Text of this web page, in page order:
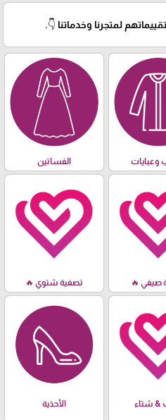
لمتجرنا وخدماتنا 👇.
وعبايات الفساتين
صيفي 🔥 تصفية شتوي 🔥
& شتاء الأحذية